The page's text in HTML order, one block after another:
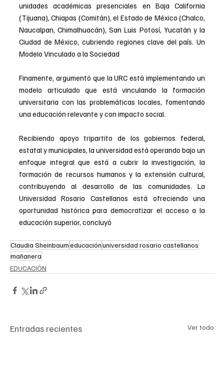
unidades académicas presenciales en Baja California
(Tijuana), Chiapas (Comitán), el Estado de México (Chalco,
Naucalpan, Chimalhuacán), San Luis Potosí, Yucatán y la
Ciudad de México, cubriendo regiones clave del país. Un
Modelo Vinculado a la Sociedad
Finamente, argumentó que la URC está implementando un
modelo articulado que está vinculando la formación
universitaria con las problemáticas locales, fomentando
una educación relevante y con impacto social.
Recibiendo apoyo tripartito de los gobiernos federal,
estatal y municipales, la universidad está operando bajo un
enfoque integral que está a cubrir la investigación, la
formación de recursos humanos y la extensión cultural,
contribuyendo al desarrollo de las comunidades. La
Universidad Rosario Castellanos está ofreciendo una
oportunidad histórica para democratizar el acceso a la
educación superior, concluyó
Claudia Sheinbaumeducaciónuniversidad rosario castellanos
mañanera
EDUCACIÓN
Entradas recientes Ver todo